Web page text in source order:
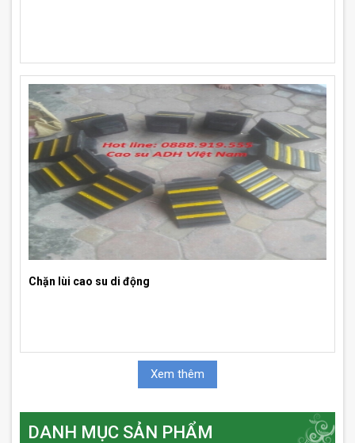
Chặn lùi cao su di động
Xem thêm
DANH MỤC SẢN PHẨM